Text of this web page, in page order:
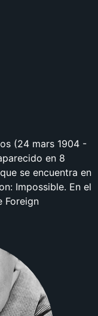
(24 mars 1904 -
en 8
se encuentra en
Impossible. En el
Foreign